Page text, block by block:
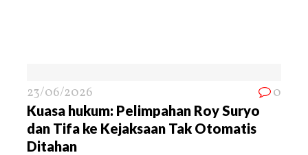
23/06/2026 0
Kuasa hukum: Pelimpahan Roy Suryo
dan Tifa ke Kejaksaan Tak Otomatis
Ditahan